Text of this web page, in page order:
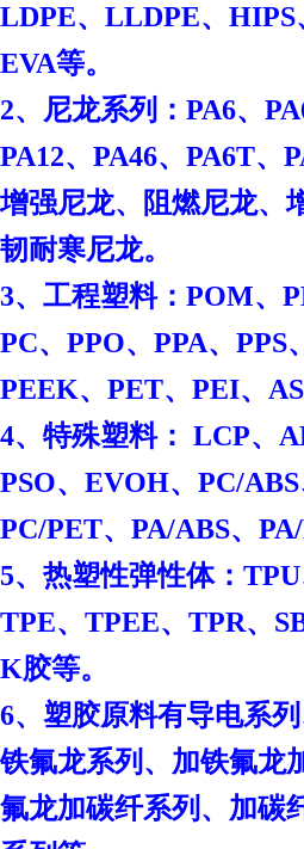
LDPE、LLDPE、HIPS
EVA等。
2、尼龙系列：PA6、
PA12、PA46、PA6T、
增强尼龙、阻燃尼龙、
韧耐寒尼龙。
3、工程塑料：POM、
PC、PPO、PPA、PPS
PEEK、PET、PEI、
4、特殊塑料： LCP、
PSO、EVOH、PC/ABS
PC/PET、PA/ABS、PA/
5、热塑性弹性体：TPU
TPE、TPEE、TPR、
K胶等。
6、塑胶原料有导电系
铁氟龙系列、加铁氟龙
氟龙加碳纤系列、加碳